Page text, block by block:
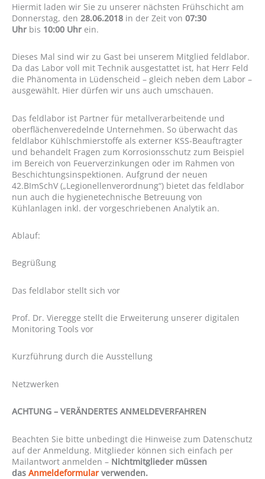
Hiermit laden wir Sie zu unserer nächsten Frühschicht am
Donnerstag, den 28.06.2018 in der Zeit von 07:30
Uhr bis 10:00 Uhr ein.
Dieses Mal sind wir zu Gast bei unserem Mitglied feldlabor.
Da das Labor voll mit Technik ausgestattet ist, hat Herr Feld
die Phänomenta in Lüdenscheid – gleich neben dem Labor –
ausgewählt. Hier dürfen wir uns auch umschauen.
Das feldlabor ist Partner für metallverarbeitende und
oberflächenveredelnde Unternehmen. So überwacht das
feldlabor Kühlschmierstoffe als externer KSS-Beauftragter
und behandelt Fragen zum Korrosionsschutz zum Beispiel
im Bereich von Feuerverzinkungen oder im Rahmen von
Beschichtungsinspektionen. Aufgrund der neuen
42.BImSchV („Legionellenverordnung“) bietet das feldlabor
nun auch die hygienetechnische Betreuung von
Kühlanlagen inkl. der vorgeschriebenen Analytik an.
Ablauf:
Begrüßung
Das feldlabor stellt sich vor
Prof. Dr. Vieregge stellt die Erweiterung unserer digitalen
Monitoring Tools vor
Kurzführung durch die Ausstellung
Netzwerken
ACHTUNG – VERÄNDERTES ANMELDEVERFAHREN
Beachten Sie bitte unbedingt die Hinweise zum Datenschutz
auf der Anmeldung. Mitglieder können sich einfach per
Mailantwort anmelden – Nichtmitglieder müssen
das Anmeldeformularverwenden.